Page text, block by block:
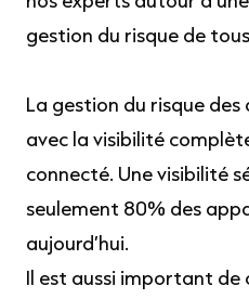
gestion du risque de
La gestion du risque
avec la visibilité
connecté. Une visibilité
seulement 80% des
aujourd’hui.
Il est aussi important de